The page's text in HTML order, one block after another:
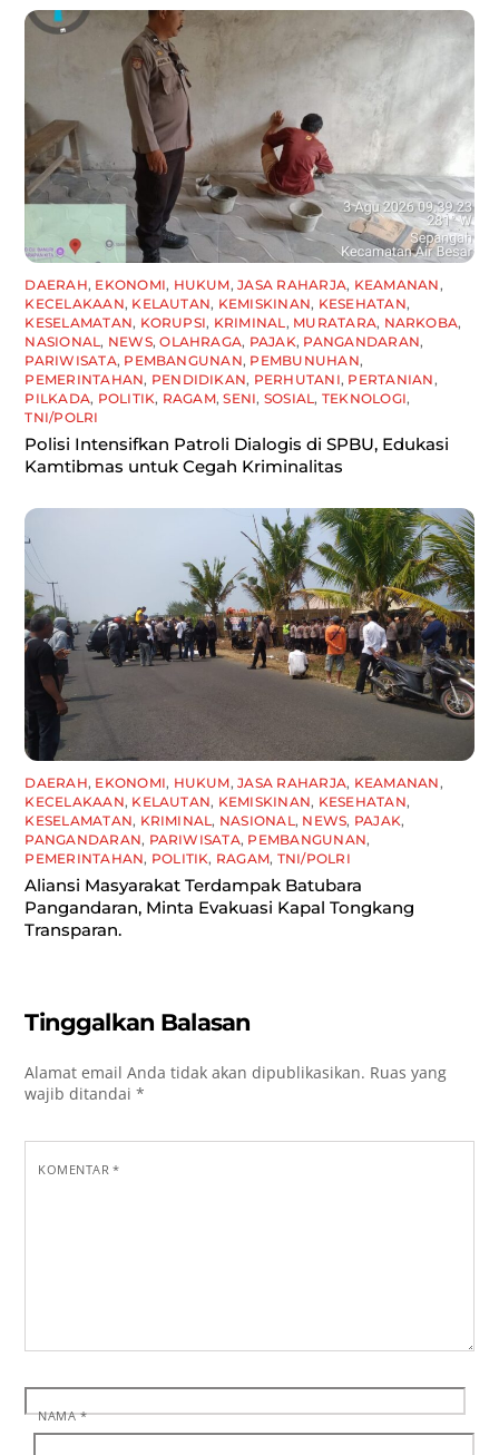
DAERAH, EKONOMI, HUKUM,JASA RAHARJA, KEAMANAN,
KECELAKAAN, KELAUTAN, KEMISKINAN, KESEHATAN,
KESELAMATAN, KORUPSI, KRIMINAL, MURATARA, NARKOBA,
NASIONAL, NEWS,OLAHRAGA, PAJAK, PANGANDARAN,
PARIWISATA, PEMBANGUNAN, PEMBUNUHAN,
PEMERINTAHAN, PENDIDIKAN, PERHUTANI, PERTANIAN,
PILKADA, POLITIK, RAGAM,SENI, SOSIAL, TEKNOLOGI,
TNI/POLRI
Polisi Intensifkan Patroli Dialogis di SPBU, Edukasi
Kamtibmas untuk Cegah Kriminalitas
DAERAH, EKONOMI, HUKUM,JASA RAHARJA, KEAMANAN,
KECELAKAAN, KELAUTAN, KEMISKINAN, KESEHATAN,
KESELAMATAN, KRIMINAL, NASIONAL, NEWS, PAJAK,
PANGANDARAN, PARIWISATA, PEMBANGUNAN,
PEMERINTAHAN, POLITIK, RAGAM, TNI/POLRI
Aliansi Masyarakat Terdampak Batubara
Pangandaran, Minta Evakuasi Kapal Tongkang
Transparan.
Tinggalkan Balasan
Alamat email Anda tidak akan dipublikasikan. Ruas yang
wajib ditandai*
KOMENTAR*
NAMA*